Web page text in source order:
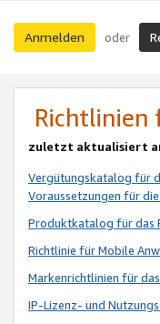
Anmelden oder
Richtlinien
zuletzt aktualisiert
Vergütungskatalog für
Voraussetzungen für
Produktkatalog für das
Richtlinie für Mobile
Markenrichtlinien für
IP-Lizenz- und